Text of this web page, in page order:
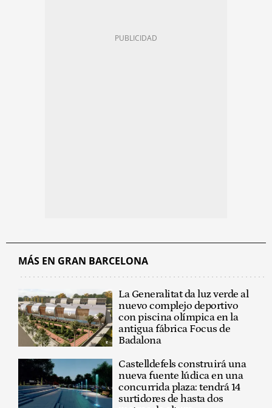
MÁS EN GRAN BARCELONA
La Generalitat da luz verde al
nuevo complejo deportivo
con piscina olímpica en la
antigua fábrica Focus de
Badalona
Castelldefels construirá una
nueva fuente lúdica en una
concurrida plaza: tendrá 14
surtidores de hasta dos